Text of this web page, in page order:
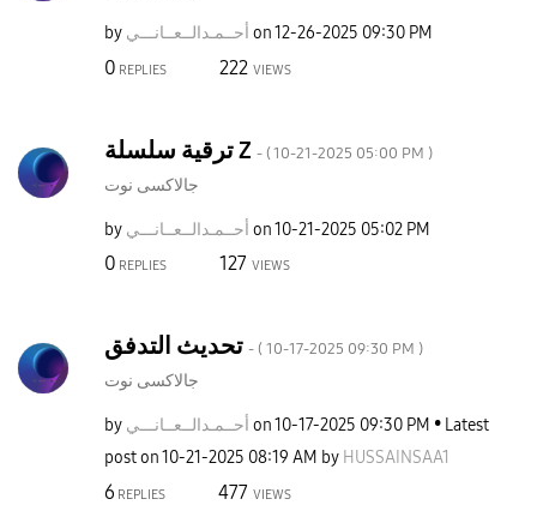
by أحــمـدالــعــانـــي on‎12-26-2025 09:30 PM
0 REPLIES 222 VIEWS
ترقية سلسلة Z - (‎10-21-2025 05:00 PM )
جالاكسى نوت
by أحــمـدالــعــانـــي on‎10-21-2025 05:02 PM
0 REPLIES 127 VIEWS
تحديث التدفق - ( ‎10-17-2025 09:30 PM )
جالاكسى نوت
by أحــمـدالــعــانـــي on‎10-17-2025 09:30 PM
Latest
post on‎10-21-2025 08:19 AM by HUSSAINSAA1
6 REPLIES 477 VIEWS